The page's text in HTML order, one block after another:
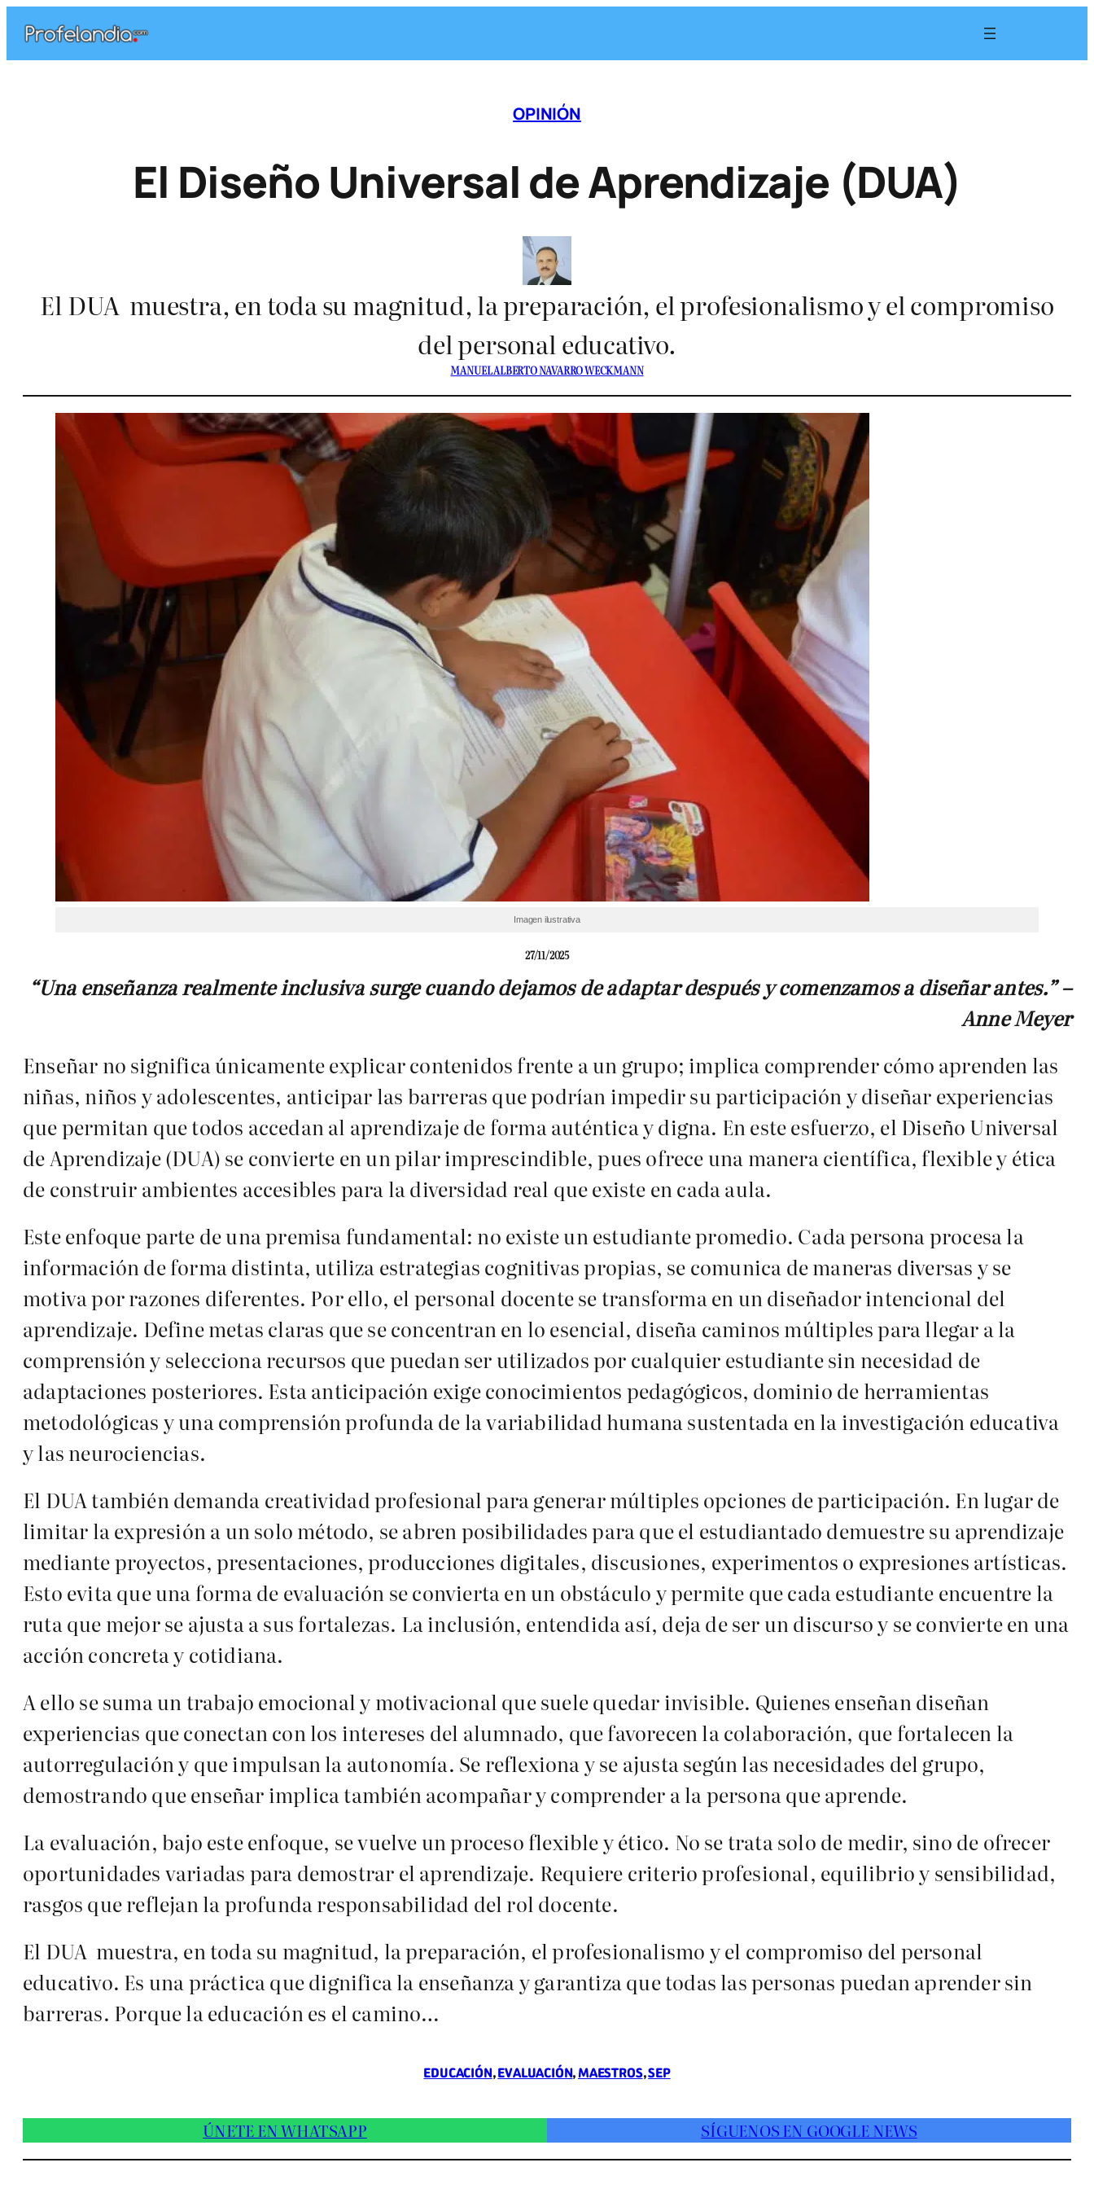
contenido
OPINIÓN
El Diseño Universal de Aprendizaje (DUA)
El DUA muestra, en toda su magnitud, la preparación, el profesionalismo y el compromiso
del personal educativo.
MANUEL ALBERTO NAVARRO WECKMANN
Imagen ilustrativa
27/11/2025
“Una enseñanza realmente inclusiva surge cuando dejamos de adaptar después y comenzamos a diseñar antes.” –
Anne Meyer
Enseñar no significa únicamente explicar contenidos frente a un grupo; implica comprender cómo aprenden las
niñas, niños y adolescentes, anticipar las barreras que podrían impedir su participación y diseñar experiencias
que permitan que todos accedan al aprendizaje de forma auténtica y digna. En este esfuerzo, el Diseño Universal
de Aprendizaje (DUA) se convierte en un pilar imprescindible, pues ofrece una manera científica, flexible y ética
de construir ambientes accesibles para la diversidad real que existe en cada aula.
Este enfoque parte de una premisa fundamental: no existe un estudiante promedio. Cada persona procesa la
información de forma distinta, utiliza estrategias cognitivas propias, se comunica de maneras diversas y se
motiva por razones diferentes. Por ello, el personal docente se transforma en un diseñador intencional del
aprendizaje. Define metas claras que se concentran en lo esencial, diseña caminos múltiples para llegar a la
comprensión y selecciona recursos que puedan ser utilizados por cualquier estudiante sin necesidad de
adaptaciones posteriores. Esta anticipación exige conocimientos pedagógicos, dominio de herramientas
metodológicas y una comprensión profunda de la variabilidad humana sustentada en la investigación educativa
y las neurociencias.
El DUA también demanda creatividad profesional para generar múltiples opciones de participación. En lugar de
limitar la expresión a un solo método, se abren posibilidades para que el estudiantado demuestre su aprendizaje
mediante proyectos, presentaciones, producciones digitales, discusiones, experimentos o expresiones artísticas.
Esto evita que una forma de evaluación se convierta en un obstáculo y permite que cada estudiante encuentre la
ruta que mejor se ajusta a sus fortalezas. La inclusión, entendida así, deja de ser un discurso y se convierte en una
acción concreta y cotidiana.
A ello se suma un trabajo emocional y motivacional que suele quedar invisible. Quienes enseñan diseñan
experiencias que conectan con los intereses del alumnado, que favorecen la colaboración, que fortalecen la
autorregulación y que impulsan la autonomía. Se reflexiona y se ajusta según las necesidades del grupo,
demostrando que enseñar implica también acompañar y comprender a la persona que aprende.
La evaluación, bajo este enfoque, se vuelve un proceso flexible y ético. No se trata solo de medir, sino de ofrecer
oportunidades variadas para demostrar el aprendizaje. Requiere criterio profesional, equilibrio y sensibilidad,
rasgos que reflejan la profunda responsabilidad del rol docente.
El DUA muestra, en toda su magnitud, la preparación, el profesionalismo y el compromiso del personal
educativo. Es una práctica que dignifica la enseñanza y garantiza que todas las personas puedan aprender sin
barreras. Porque la educación es el camino…
EDUCACIÓN, EVALUACIÓN, MAESTROS, SEP
ÚNETE EN WHATSAPP SÍGUENOS EN GOOGLE NEWS